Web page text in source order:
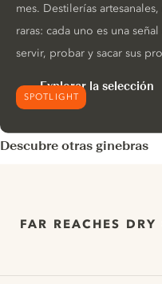
SPOTLIGHT
mes. Destilerías
raras: cada uno es una
servir, probar y sacar sus
Explorar la selección
Descubre otras ginebras
FAR REACHES DRY